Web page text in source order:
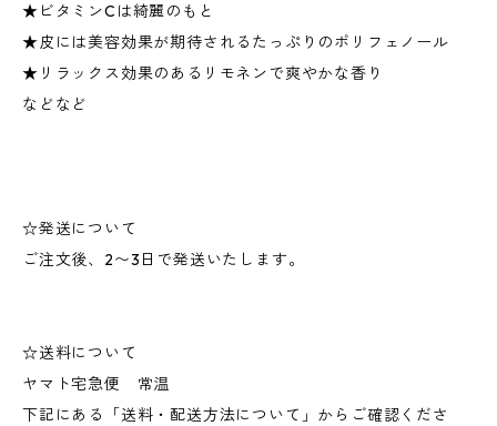
★ビタミンCは綺麗のもと
★皮には美容効果が期待されるたっぷりのポリフェノール
★リラックス効果のあるリモネンで爽やかな香り
などなど
☆発送について
ご注文後、2〜3日で発送いたします。
☆送料について
ヤマト宅急便 常温
下記にある「送料・配送方法について」からご確認くださ